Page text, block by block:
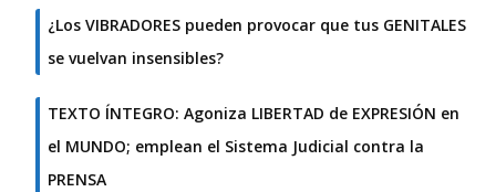
¿Los VIBRADORES pueden provocar que tus GENITALES
se vuelvan insensibles?
TEXTO ÍNTEGRO: Agoniza LIBERTAD de EXPRESIÓN en
el MUNDO; emplean el Sistema Judicial contra la
PRENSA